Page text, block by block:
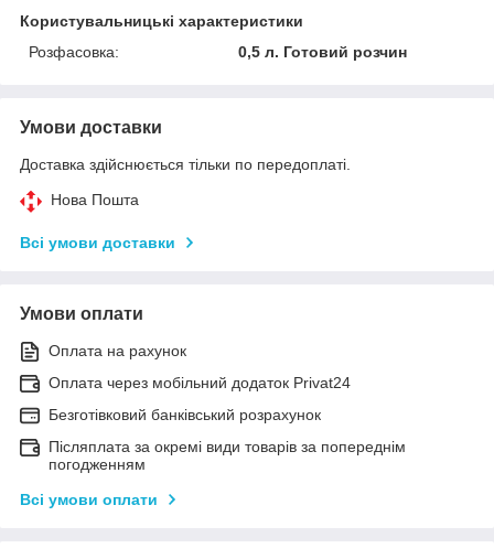
Користувальницькі характеристики
Розфасовка:
0,5 л. Готовий розчин
Умови доставки
Доставка здійснюється тільки по передоплаті.
Нова Пошта
Всі умови доставки
Умови оплати
Оплата на рахунок
Оплата через мобільний додаток Privat24
Безготівковий банківський розрахунок
Післяплата за окремі види товарів за попереднім
погодженням
Всі умови оплати